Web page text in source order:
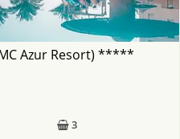
Azur Resort) *****
3